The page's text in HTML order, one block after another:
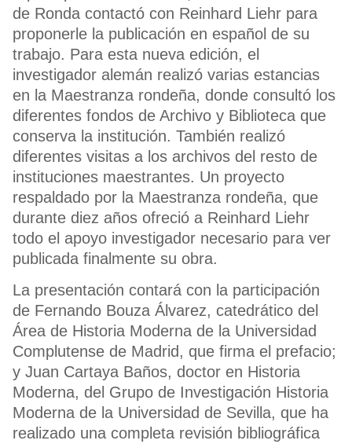
de Ronda contactó con Reinhard Liehr para
proponerle la publicación en español de su
trabajo. Para esta nueva edición, el
investigador alemán realizó varias estancias
en la Maestranza rondeña, donde consultó los
diferentes fondos de Archivo y Biblioteca que
conserva la institución. También realizó
diferentes visitas a los archivos del resto de
instituciones maestrantes. Un proyecto
respaldado por la Maestranza rondeña, que
durante diez años ofreció a Reinhard Liehr
todo el apoyo investigador necesario para ver
publicada finalmente su obra.
La presentación contará con la participación
de Fernando Bouza Álvarez, catedrático del
Área de Historia Moderna de la Universidad
Complutense de Madrid, que firma el prefacio;
y Juan Cartaya Baños, doctor en Historia
Moderna, del Grupo de Investigación Historia
Moderna de la Universidad de Sevilla, que ha
realizado una completa revisión bibliográfica